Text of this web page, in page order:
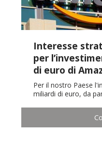
Interesse
per
di euro di
Per il nostro Paese
miliardi di euro, da